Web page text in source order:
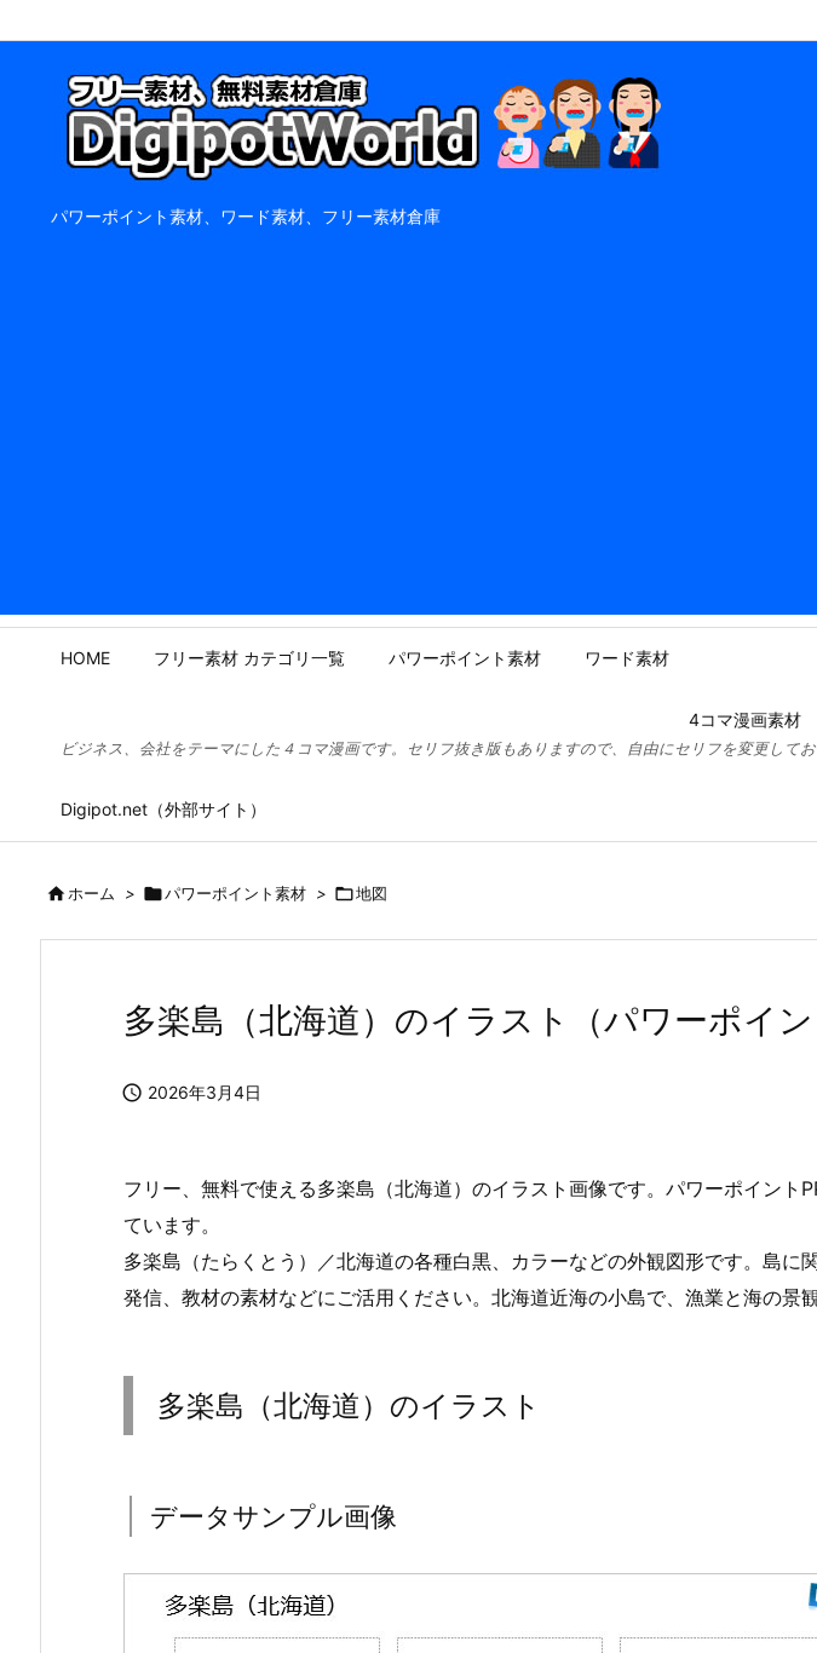
パワーポイント素材、ワード素材、フリー素材倉庫
HOME フリー素材 カテゴリ一覧 パワーポイント素材 ワード素材
4コマ漫画素材
ビジネス、会社をテーマにした４コマ漫画です。セリフ抜き版もありますので、自由にセリフを変更して
Digipot.net（外部サイト）
ホーム > パワーポイント素材 > 地図
多楽島（北海道）のイラスト（パワーポイン
 2026年3月4日
フリー、無料で使える多楽島（北海道）のイラスト画像です。パワーポイント
ています。
多楽島（たらくとう）／北海道の各種白黒、カラーなどの外観図形です。島に
発信、教材の素材などにご活用ください。北海道近海の小島で、漁業と海の景
多楽島（北海道）のイラスト
データサンプル画像